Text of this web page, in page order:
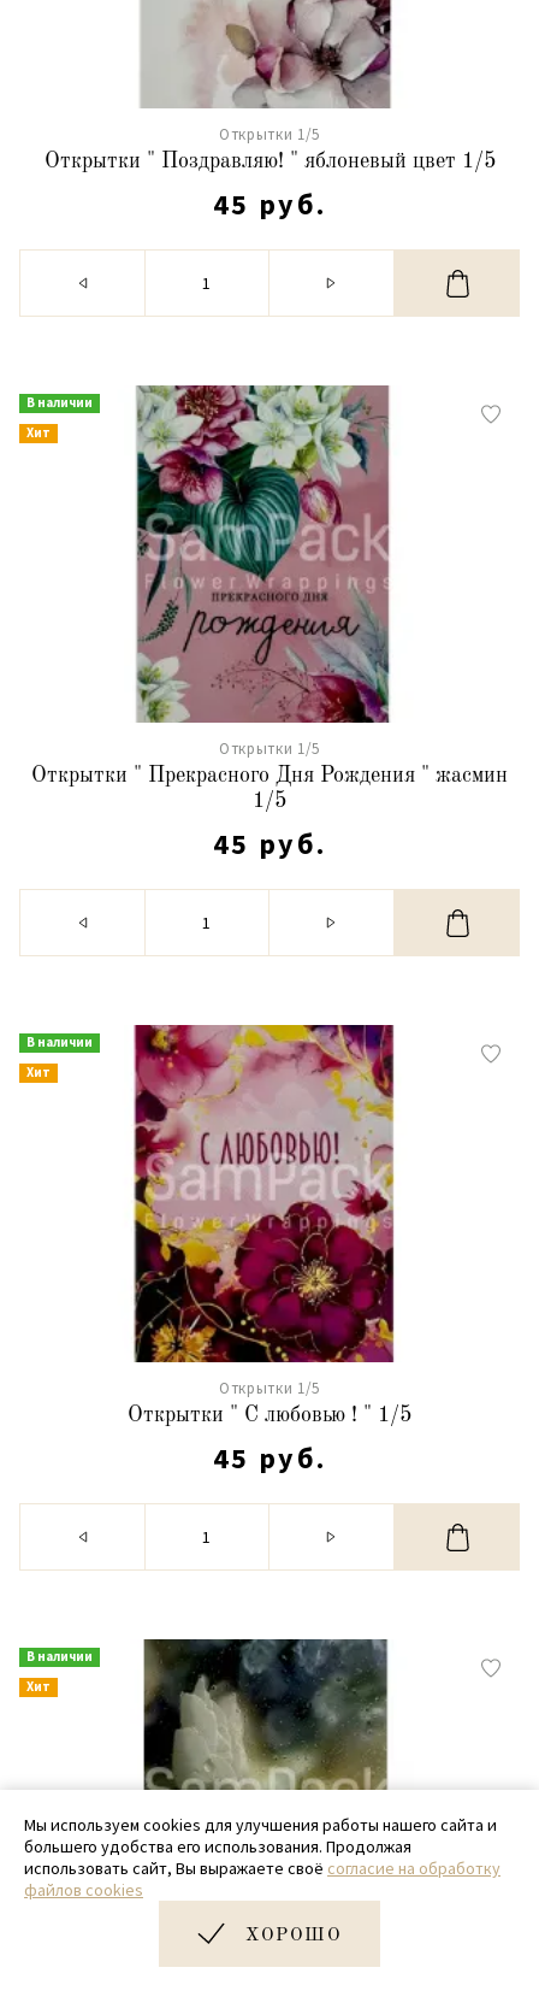
Открытки 1/5
Открытки " Поздравляю! " яблоневый цвет 1/5
45 руб.
В наличии
Хит
Открытки 1/5
Открытки " Прекрасного Дня Рождения " жасмин
1/5
45 руб.
В наличии
Хит
Открытки 1/5
Открытки " С любовью ! " 1/5
45 руб.
В наличии
Хит
Мы используем cookies для улучшения работы нашего сайта и
большего удобства его использования. Продолжая
использовать сайт, Вы выражаете своё согласие на обработку
файлов cookies
ХОРОШО